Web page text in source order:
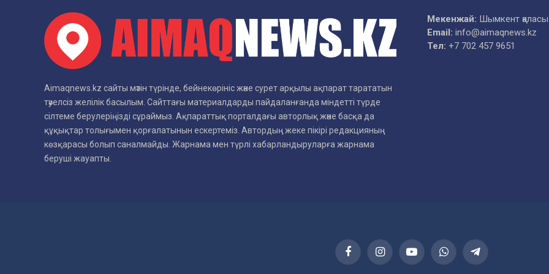
Aimaqnews.kz сайты мәтін түрінде, бейнекөрініс және сурет арқылы ақпарат тарататын
тәуелсіз желілік басылым. Сайттағы материалдарды пайдаланғанда міндетті түрде
сілтеме берулеріңізді сұраймыз. Ақпараттық порталдағы авторлық және басқа да
құқықтар толығымен қорғалатынын ескертеміз. Автордың жеке пікірі редакцияның
көзқарасы болып саналмайды. Жарнама мен түрлі хабарландыруларға жарнама
беруші жауапты.
Мекенжай: Шымкент
Email: info@aimaqnews.kz
Тел: +7 702 457 9651
FacebookInstagramYouTubeWhatsAppTelegram